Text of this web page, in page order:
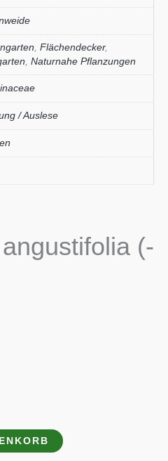
Flächendecker,
Naturnahe Pflanzungen
/ Auslese
(-